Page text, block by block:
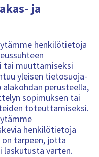
ja
henkilötietoja
tai muuttamiseksi
yleisen tietosuoja-
perusteella,
sopimuksen tai
toteuttamiseksi.
henkilötietoja
tarpeen, jotta
laskutusta varten.